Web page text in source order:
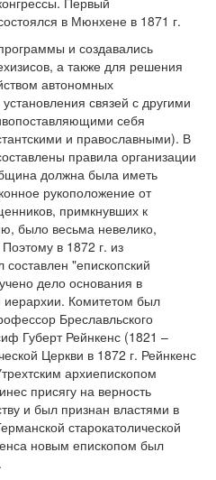
в Мюнхене в 1871 г.
и создавались
а также для решения
автономных
связей с другими
себя
и православными). В
правила организации
должна была иметь
рукоположение от
примкнувших к
было весьма невелико,
в 1872 г. из
"епископский
дело основания в
иерархии. Комитетом был
Бреславльского
Губерт Рейнкенс (1821 –
Церкви в 1872 г. Рейнкенс
архиепископом
присягу на верность
и был признан властями в
старокатолической
новым епископом был